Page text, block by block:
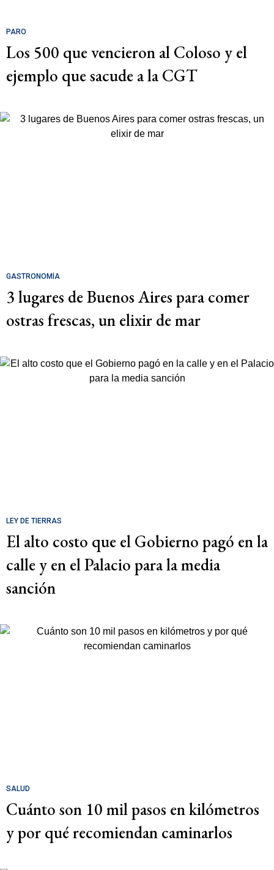
PARO
Los 500 que vencieron al Coloso y el
ejemplo que sacude a la CGT
GASTRONOMÍA
3 lugares de Buenos Aires para comer
ostras frescas, un elixir de mar
LEY DE TIERRAS
El alto costo que el Gobierno pagó en la
calle y en el Palacio para la media
sanción
SALUD
Cuánto son 10 mil pasos en kilómetros
y por qué recomiendan caminarlos